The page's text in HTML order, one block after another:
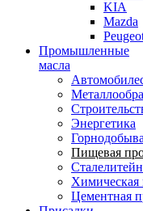
KIA
Mazda
Промышленные
масла
Энергетика
Пищевая
Цементная